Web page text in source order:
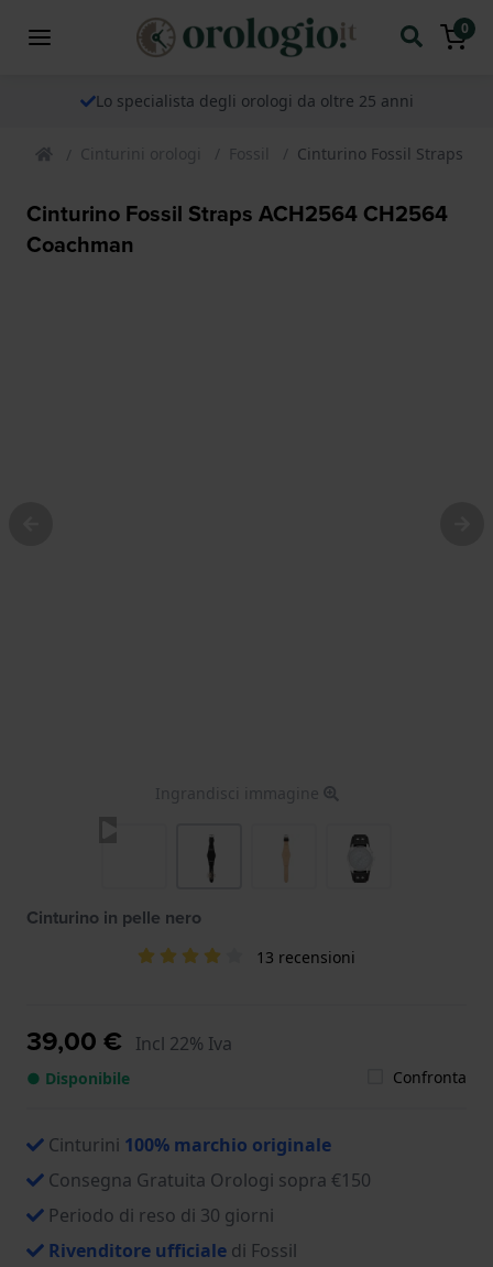
0
Lo specialista degli orologi da oltre 25 anni
Cinturini orologi Fossil Cinturino Fossil Straps
Cinturino Fossil Straps ACH2564 CH2564
Coachman
Ingrandisci immagine
Cinturino in pelle nero
13 recensioni
39,00 € Incl 22% Iva
● Disponibile Confronta
Cinturini 100% marchio originale
Consegna Gratuita Orologi sopra €150
Periodo di reso di 30 giorni
Rivenditore ufficiale di Fossil